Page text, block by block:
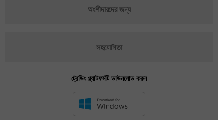
অংশীদারদের জন্য
সহযোগিতা
ট্রেডিং প্ল্যাটফর্মটি ডাউনলোড করুন